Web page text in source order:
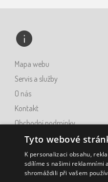
Mapa webu
Servis a služby
O nás
Kontakt
Obchodní podmínky
Ochrana osobních údajů GDPR
Napište nám
Tyto webové
K personalizaci obsahu,
sdílíme s našimi reklamními
shromáždili při vašem